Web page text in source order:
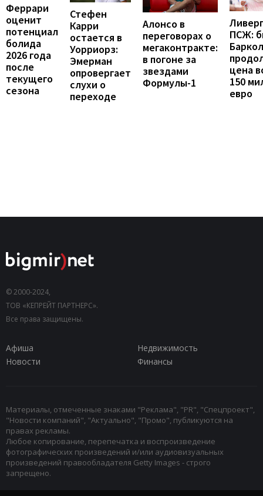
Феррари
оценит
потенциал
болида
2026 года
после
текущего
сезона
Стефен
Карри
остается в
Уорриорз:
Эмерман
опровергает
слухи о
переходе
Алонсо в
переговорах о
мегаконтракте:
в погоне за
звездами
Формулы-1
ПСЖ:
цена
150
евро
© 2000-2024,
ТОВ «КЕПРЕЙТ ПАРТНЕРС».
Все права защищены.
Афиша
Недвижимость
Новости
Финансы
Материалы, отмеченные знаками "Реклама", "PR", "Спецпроект",
"Новости компаний", "Актуально", "Промо", публикуются на
правах рекламы.
Любое копирование, перепечатка и воспроизведение
фотографических произведений и/или аудиовизуальных
произведений правообладателя Getty Images - строго
запрещено.